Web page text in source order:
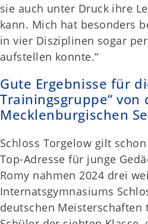
sie auch unter Druck ihre
kann. Mich hat besonders
in vier Disziplinen sogar
aufstellen konnte.“
Gute Ergebnisse für
Trainingsgruppe“ von
Mecklenburgischen
Schloss Torgelow gilt
Top-Adresse für junge
Romy nahmen 2024 drei
Internatsgymnasiums
deutschen Meisterschaften